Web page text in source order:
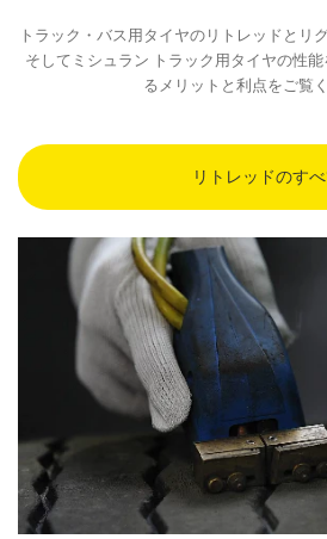
トラック・バス用タイヤのリトレッドとリ
そしてミシュラン トラック用タイヤの性
るメリットと利点をご覧く
リトレッドのす